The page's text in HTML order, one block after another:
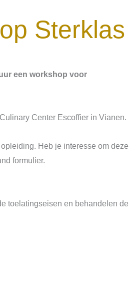
Sterklas
een workshop voor
Center Escoffier in Vianen.
Heb je interesse om deze
formulier.
toelatingseisen en behandelen de